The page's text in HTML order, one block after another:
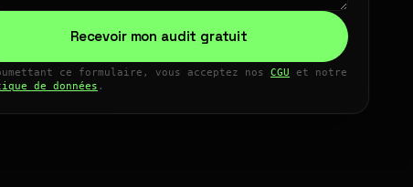
Recevoir mon audit gratuit
ce formulaire, vous acceptez nos CGU et notre
de données .